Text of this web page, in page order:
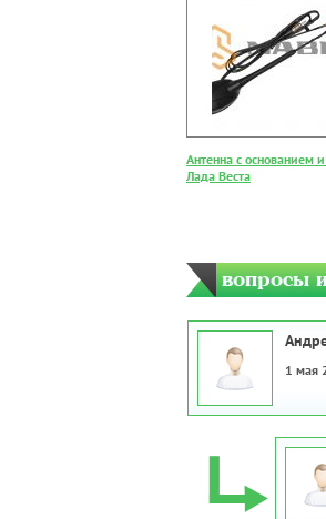
Антенна с основанием и
Лада Веста
вопросы
1 мая